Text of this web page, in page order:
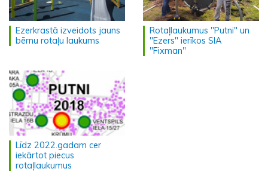
Ezerkrastā izveidots jauns
bērnu rotaļu laukums
Rotaļlaukumus "Putni" un
"Ezers" ierīkos SIA
"Fixman"
Līdz 2022.gadam cer
iekārtot piecus
rotaļlaukumus